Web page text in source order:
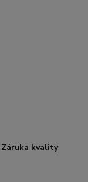
Záruka kvality